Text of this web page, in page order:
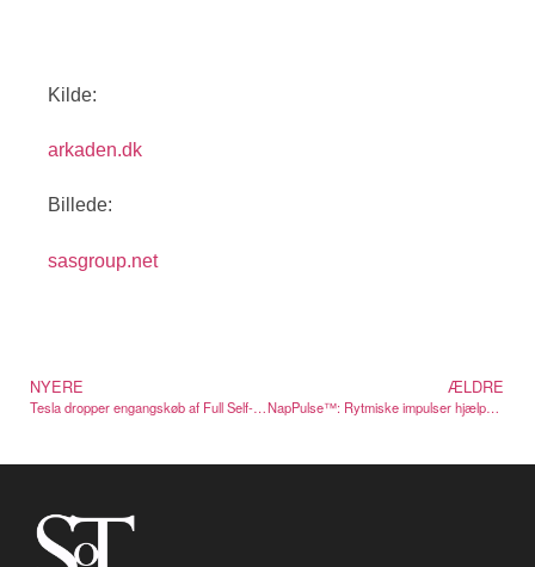
Kilde:
arkaden.dk
Billede:
sasgroup.net
NYERE
Tesla dropper engangskøb af Full Self-Driving i USA fra februar
ÆLDRE
NapPulse™: Rytmiske impulser hjælper dig med at finde ro før sengetid